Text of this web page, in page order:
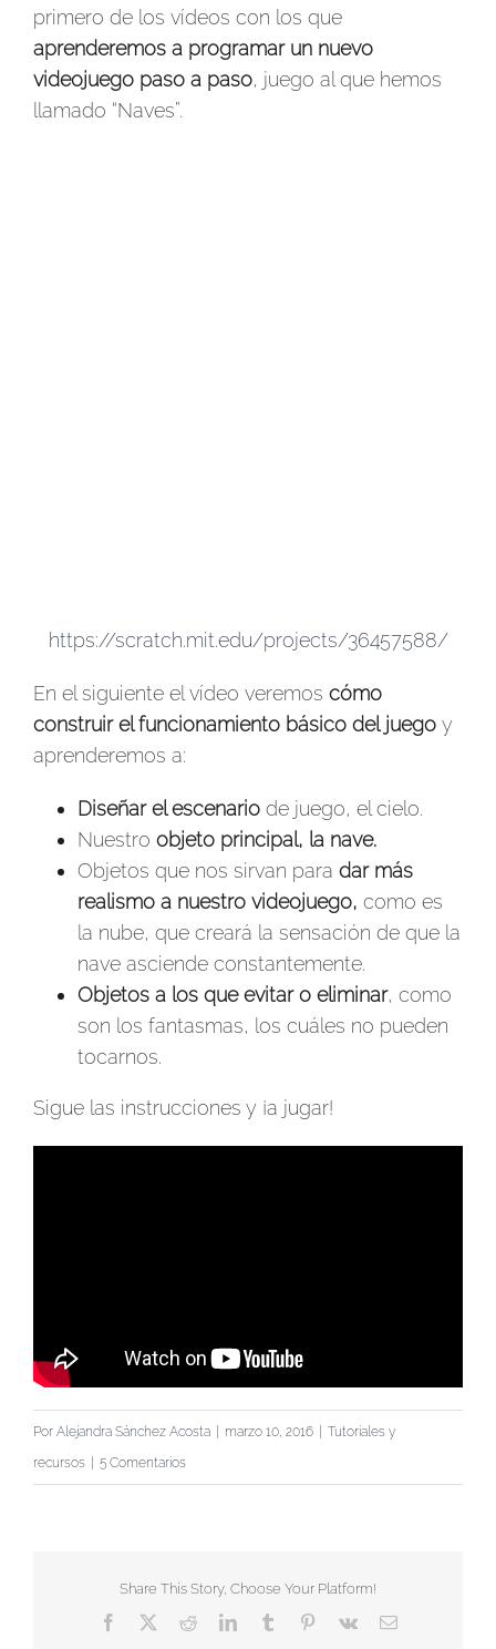
primero de los vídeos con los que
aprenderemos a programar un nuevo
videojuego paso a paso, juego al que hemos
llamado “Naves”.
https://scratch.mit.edu/projects/36457588/
En el siguiente el vídeo veremos cómo
construir el funcionamiento básico del juego y
aprenderemos a:
Diseñar el escenario de juego, el cielo.
Nuestro objeto principal, la nave.
Objetos que nos sirvan para dar más
realismo a nuestro videojuego, como es
la nube, que creará la sensación de que la
nave asciende constantemente.
Objetos a los que evitar o eliminar, como
son los fantasmas, los cuáles no pueden
tocarnos.
Sigue las instrucciones y ¡a jugar!
Por Alejandra Sánchez Acosta marzo 10, 2016
Tutoriales y
recursos
5 Comentarios
Share This Story, Choose Your Platform!
Facebook RedditLinkedInTumblr Pinterest
Vk
Correo